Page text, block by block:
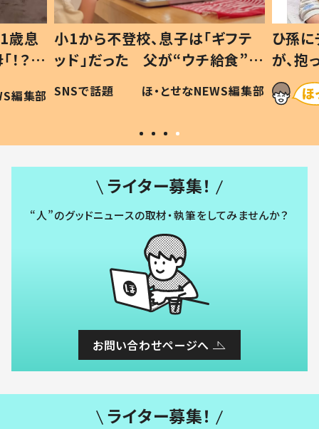
歳息
？」
編集部
小1から不登校、息子は「ギフテ
ッド」だった 父が“ウチ給食”を
作り続ける理由とは #令和の親
#令和の子
SNSで話題 ほ・とせなNEWS編集部
ひ孫
が、
「涙が
い」
ライター募集！
“人”のグッドニュースの取材・執筆をしてみませんか？
お問い合わせページへ
ライター募集！